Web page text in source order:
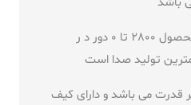
سرعت در حالت ازاد این محصول 2800 تا 0 دور د ر
تولید صدا است
قدرت می باشد و دارای کیف